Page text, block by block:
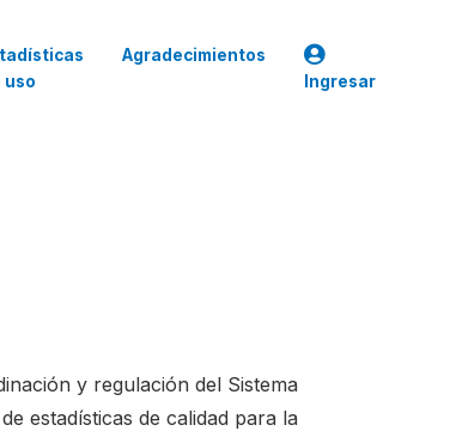
uso
Agradecimientos
Ingresar
y regulación del Sistema
estadísticas de calidad para la